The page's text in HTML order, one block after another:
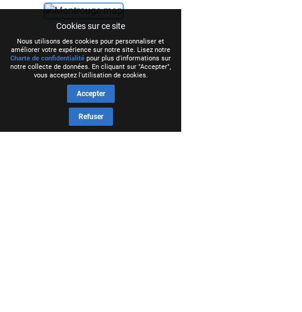
Cookies sur ce site
Nous utilisons des cookies pour personnaliser et
améliorer votre expérience sur notre site. Lisez notre
Charte de confidentialité pour plus d'informations sur
notre collecte de données. En cliquant sur "Accepter",
vous acceptez l'utilisation de cookies.
Accepter
Refuser